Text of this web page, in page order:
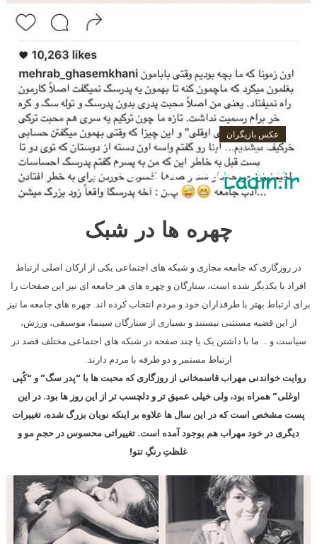
عکس بازیگران
ژوئن 16, 2016
saeed
اینستاگرام هنرمندان ایرانی در تابستان 95
چهره ها در شبک
در روزگاری که جامعه مجازی و شبکه های اجتماعی یکی از ارکان اصلی ارتباط
افراد با یکدیگر شده است، ستارگان و چهره های هر جامعه ای نیز این صفحات را
برای ارتباط بهتر با طرفداران خود و مردم انتخاب کرده اند. چهره های جامعه ما نیز
از این قضیه مستثنی نیستند و بسیاری از ستارگان سینما، موسیقی، ورزش،
سیاست و … ما با داشتن یک یا چند صفحه در شبکه های اجتماعی مختلف قصد در
ارتباط مستمر و دو طرفه با مردم دارند.
روایت خواندنی مهراب قاسمخانی از روزگاری که محبت ها با “پدر سگ” و “کُپی
اوغلی” همراه بود، ولی خیلی عمیق تر و دلچسب تر از این روز ها بود. در این
پست مشخص است که در این سال ها علاوه بر اینکه نویان بزرگ شده، تغییرات
دیگری در خود مهراب هم بوجود آمده است. تغییراتی محسوس در حجمِ مو و
غلظتِ رنگِ تتو!